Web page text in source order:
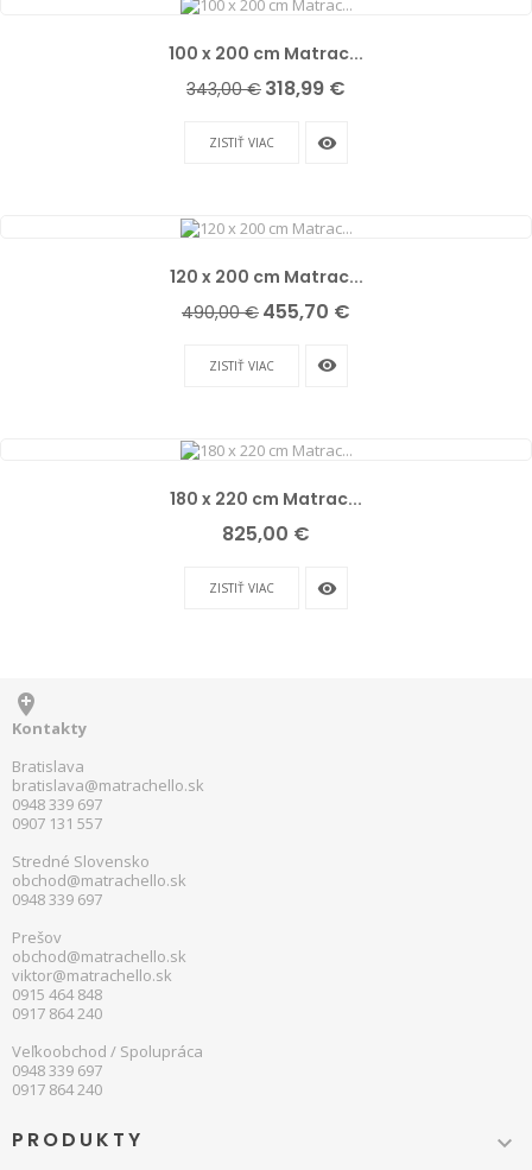
100 x 200 cm Matrac...
Základná
cena
343,00 € Cena
318,99 €
ZISTIŤ VIAC remove_red_eye
120 x 200 cm Matrac...
Základná
cena
490,00 € Cena
455,70 €
ZISTIŤ VIAC remove_red_eye
180 x 220 cm Matrac...
Cena
825,00 €
ZISTIŤ VIAC remove_red_eye

Kontakty
Bratislava
bratislava@matrachello.sk
0948 339 697
0907 131 557
Stredné Slovensko
obchod@matrachello.sk
0948 339 697
Prešov
obchod@matrachello.sk
viktor@matrachello.sk
0915 464 848
0917 864 240
Veľkoobchod / Spolupráca
0948 339 697
0917 864 240
PRODUKTY 